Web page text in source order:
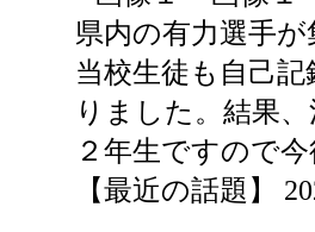
県内の有力選手
当校生徒も自己
りました。結果
２年生ですので
【最近の話題】